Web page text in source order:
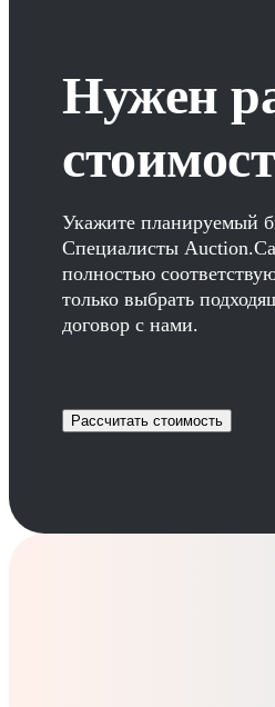
Нужен
Укажите планируемый
Специалисты
полностью
только выбрать
договор с нами.
Рассчитать стоимость